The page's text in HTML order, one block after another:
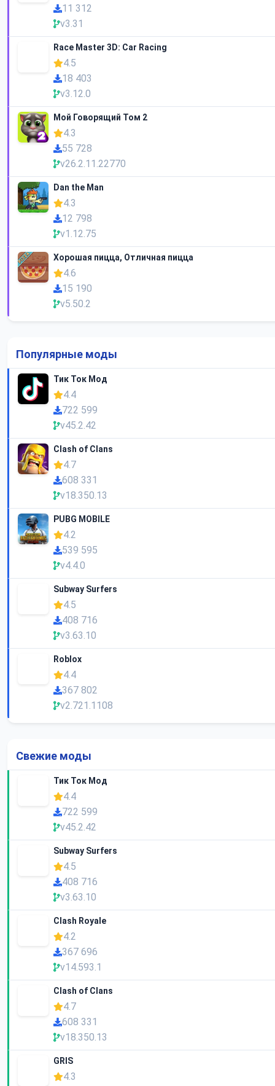
11 312
v3.31
Race Master 3D: Car Racing
4.5
18 403
v3.12.0
Мой Говорящий Том 2
4.3
55 728
v26.2.11.22770
Dan the Man
4.3
12 798
v1.12.75
Хорошая пицца, Отличная пицца
4.6
15 190
v5.50.2
Популярные моды
Тик Ток Мод
4.4
722 599
v45.2.42
Clash of Clans
4.7
608 331
v18.350.13
PUBG MOBILE
4.2
539 595
v4.4.0
Subway Surfers
4.5
408 716
v3.63.10
Roblox
4.4
367 802
v2.721.1108
Свежие моды
Тик Ток Мод
4.4
722 599
v45.2.42
Subway Surfers
4.5
408 716
v3.63.10
Clash Royale
4.2
367 696
v14.593.1
Clash of Clans
4.7
608 331
v18.350.13
GRIS
4.3